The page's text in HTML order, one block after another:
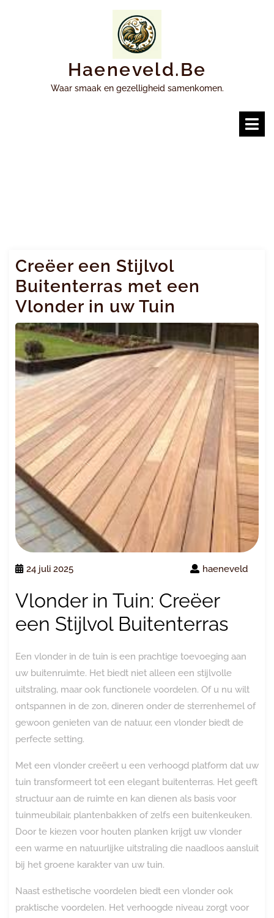
Haeneveld.be
Waar smaak en gezelligheid samenkomen.
Creëer een Stijlvol
Buitenterras met een
Vlonder in uw Tuin
24 juli 2025 haeneveld
Vlonder in Tuin: Creëer
een Stijlvol Buitenterras
Een vlonder in de tuin is een prachtige toevoeging aan
uw buitenruimte. Het biedt niet alleen een stijlvolle
uitstraling, maar ook functionele voordelen. Of u nu wilt
ontspannen in de zon, dineren onder de sterrenhemel of
gewoon genieten van de natuur, een vlonder biedt de
perfecte setting.
Met een vlonder creëert u een verhoogd platform dat uw
tuin transformeert tot een elegant buitenterras. Het geeft
structuur aan de ruimte en kan dienen als basis voor
tuinmeubilair, plantenbakken of zelfs een buitenkeuken.
Door te kiezen voor houten planken krijgt uw vlonder
een warme en natuurlijke uitstraling die naadloos aansluit
bij het groene karakter van uw tuin.
Naast esthetische voordelen biedt een vlonder ook
praktische voordelen. Het verhoogde niveau zorgt voor